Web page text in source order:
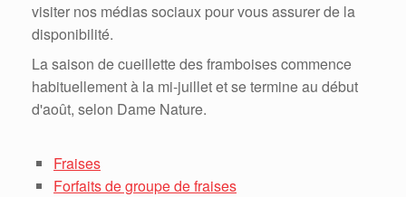
visiter nos médias sociaux pour vous assurer de la
disponibilité.
La saison de cueillette des framboises commence
habituellement à la mi-juillet et se termine au début
d'août, selon Dame Nature.
Fraises
Forfaits de groupe de fraises